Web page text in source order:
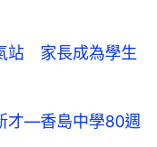
站 家長成為學生
才—香島中學80週